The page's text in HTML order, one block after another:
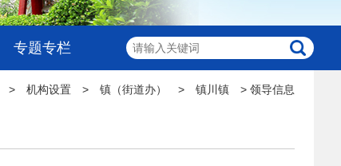
专题专栏
> 机构设置 > 镇（街道办） > 镇川镇 > 领导信息